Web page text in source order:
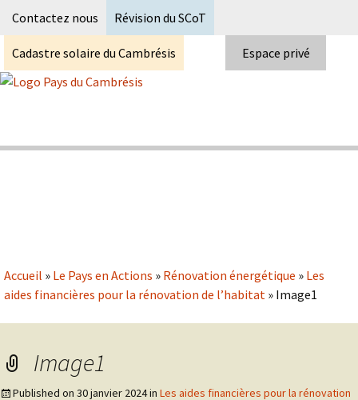
Contactez nous Révision du SCoT
Cadastre solaire du Cambrésis Espace privé
Accueil » Le Pays en Actions » Rénovation énergétique » Les
aides financières pour la rénovation de l’habitat » Image1
Image1
Published on 30 janvier 2024in Les aides financières pour la rénovation